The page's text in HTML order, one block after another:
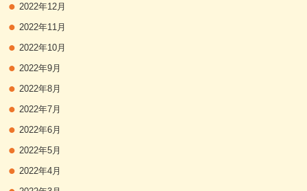
2022年12月
2022年11月
2022年10月
2022年9月
2022年8月
2022年7月
2022年6月
2022年5月
2022年4月